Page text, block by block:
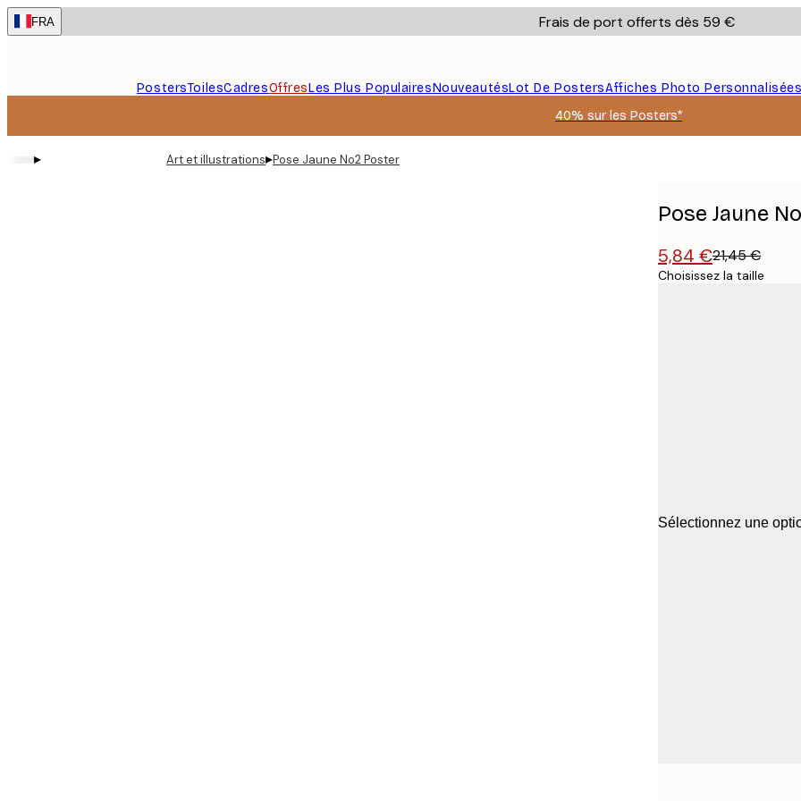
Skip
to
FRA Frais de port offerts dès 59 €
PostersToilesCadresOffresLes Plus PopulairesNouveautésLot De PostersAffiches Photo
40% sur les Posters*
▸ Art et illustrations▸Pose Jaune No2 Poster
Pose Jaune
5,84 €21,45 €
Choisissez la taille
Sélectionnez une